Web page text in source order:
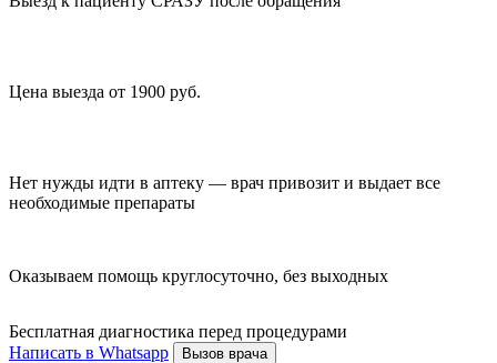
Цена выезда от 1900 руб.
Нет нужды идти в аптеку — врач привозит и выдает все
необходимые препараты
Оказываем помощь круглосуточно, без выходных
Бесплатная диагностика перед процедурами
Написать в Whatsapp
Вызов врача